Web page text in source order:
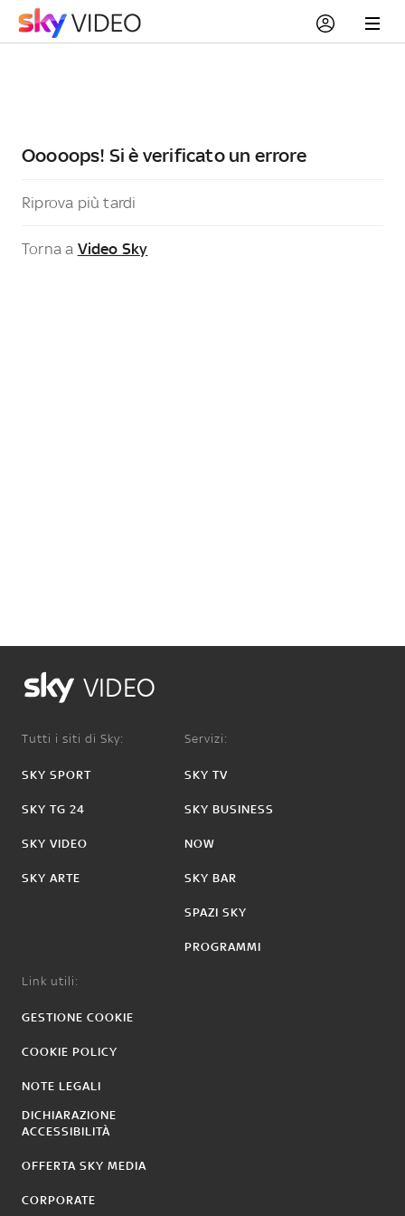
Ooooops! Si è verificato un errore
Riprova più tardi
Torna a Video Sky
VIDEO
Tutti i siti di Sky:
SKY SPORT
SKY TG 24
SKY VIDEO
SKY ARTE
Servizi:
SKY TV
SKY BUSINESS
NOW
SKY BAR
SPAZI SKY
PROGRAMMI
Link utili:
GESTIONE COOKIE
COOKIE POLICY
NOTE LEGALI
DICHIARAZIONE
ACCESSIBILITÀ
OFFERTA SKY MEDIA
CORPORATE